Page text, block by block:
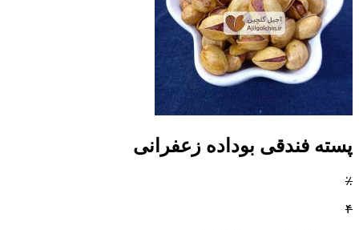
پسته فندقی بوداده زعفرانی
٪
۴